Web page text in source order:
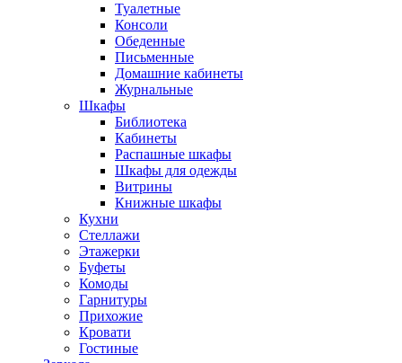
Туалетные
Консоли
Обеденные
Письменные
Домашние кабинеты
Журнальные
Шкафы
Библиотека
Кабинеты
Распашные шкафы
Шкафы для одежды
Витрины
Книжные шкафы
Кухни
Стеллажи
Этажерки
Буфеты
Комоды
Гарнитуры
Прихожие
Кровати
Гостиные